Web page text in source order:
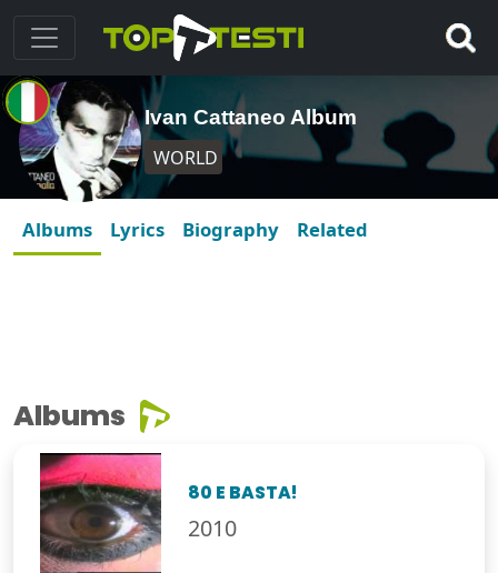
Ivan Cattaneo Album
WORLD
Albums Lyrics Biography Related
Albums
80 E BASTA!
2010